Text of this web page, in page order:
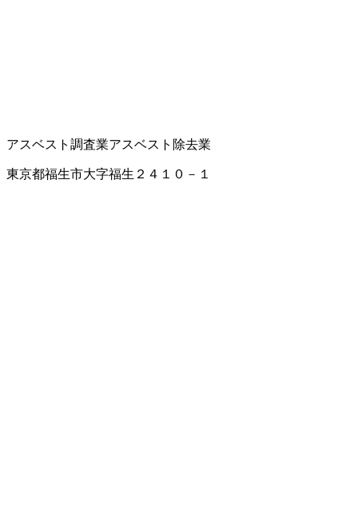
アスベスト調査業アスベスト除去業
東京都福生市大字福生２４１０－１